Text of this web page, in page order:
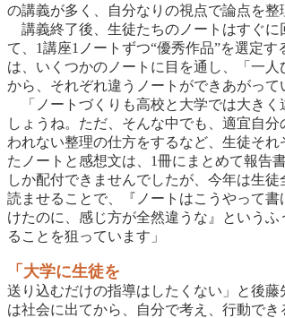
の講義が多く、自分なりの視点で論点を整
講義終了後、生徒たちのノートはすぐに
て、1講座1ノートずつ“優秀作品”を選定
は、いくつかのノートに目を通し、「一
から、それぞれ違うノートができあがって
「ノートづくりも高校と大学では大きく
しょうね。ただ、そんな中でも、適宜自
われない整理の仕方をするなど、生徒そ
たノートと感想文は、1冊にまとめて報告
しか配付できませんでしたが、今年は生
読ませることで、『ノートはこうやって
けたのに、感じ方が全然違うな』という
ることを狙っています」
「大学に生徒を
送り込むだけの指導はしたくない」と後
は社会に出てから、自分で考え、行動で